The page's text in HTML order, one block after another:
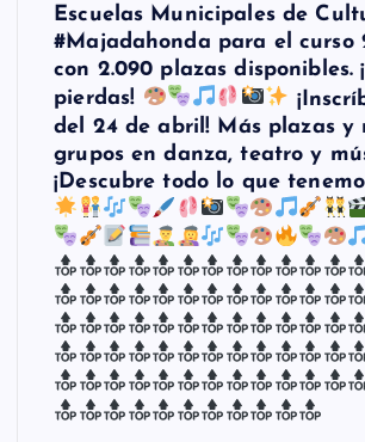
Escuelas Municipales de
#Majadahonda para el curso
con 2.090 plazas disponibles.
pierdas!
del 24 de abril! Más plazas y
grupos en danza, teatro y
¡Descubre todo lo que